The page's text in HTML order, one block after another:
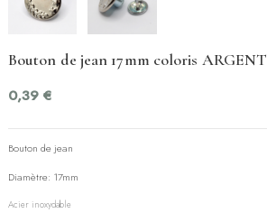
Bouton de jean 17mm coloris ARGENT
0,39 €
Bouton de jean
Diamètre: 17mm
Acier inoxydable